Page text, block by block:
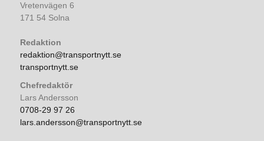
Vretenvägen 6
171 54 Solna
Redaktion
redaktion@transportnytt.se
transportnytt.se
Chefredaktör
Lars Andersson
0708-29 97 26
lars.andersson@transportnytt.se